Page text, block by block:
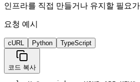
인프라를 직접 만들거나 유지할 필요
요청 예시
cURL Python TypeScript
코드 복사